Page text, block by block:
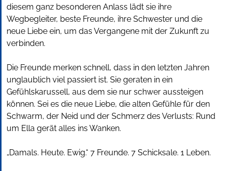
diesem ganz besonderen Anlass lädt sie ihre
Wegbegleiter, beste Freunde, ihre Schwester und die
neue Liebe ein, um das Vergangene mit der Zukunft zu
verbinden.
Die Freunde merken schnell, dass in den letzten Jahren
unglaublich viel passiert ist. Sie geraten in ein
Gefühlskarussell, aus dem sie nur schwer aussteigen
können. Sei es die neue Liebe, die alten Gefühle für den
Schwarm, der Neid und der Schmerz des Verlusts: Rund
um Ella gerät alles ins Wanken.
„Damals. Heute. Ewig.“ 7 Freunde. 7 Schicksale. 1 Leben.